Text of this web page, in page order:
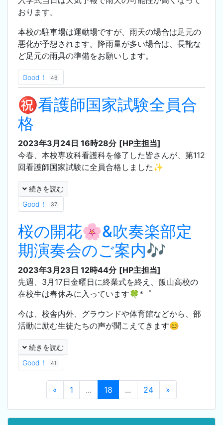
おります。
本校の駐車場は運動場ですが、雨天の場合は足元の
悪化が予想されます。降雨量が多い場合は、長靴な
ど足元の雨具の準備をお願いします。
Good！ 46
㊗️看護師国家試験全員合
格
2023年3月24日 16時28分 [HP主担当]
今春、本校専攻科看護科を修了した皆さんが、第112
回看護師国家試験に全員合格しました✨
続きを読む
Good！
37
桜の開花🌸&吹奏楽部定
期演奏会のご案内🎶
2023年3月23日 12時44分 [HP主担当]
先週、3月17日金曜日に終業式を終え、飯山高校の
在校生は春休みに入っています🍀*゜
今は、校舎内外、グラウンドや体育館などから、部
活動に励む生徒たちの声が聞こえてきます😊
続きを読む
Good！
41
« 1 ... 18 ... 24 »